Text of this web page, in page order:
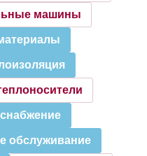
машины
обслуживание